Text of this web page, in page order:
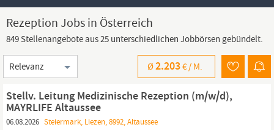
Rezeption Jobs in Österreich
849 Stellenangebote aus 25 unterschiedlichen Jobbörsen gebündelt.
Sortierung
Ø2.203€ / M.
Stellv. Leitung Medizinische Rezeption (m/w/d),
MAYRLIFE Altaussee
06.08.2026 Steiermark, Liezen, 8992, Altaussee